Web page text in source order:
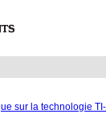
au contenu principal
sur la technologie